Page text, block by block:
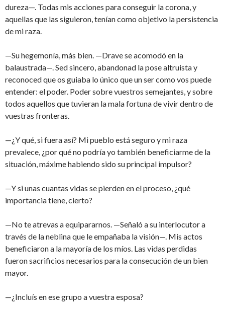
dureza—. Todas mis acciones para conseguir la corona, y
aquellas que las siguieron, tenían como objetivo la persistencia
de mi raza.
—Su hegemonía, más bien. —Drave se acomodó en la
balaustrada—. Sed sincero, abandonad la pose altruista y
reconoced que os guiaba lo único que un ser como vos puede
entender: el poder. Poder sobre vuestros semejantes, y sobre
todos aquellos que tuvieran la mala fortuna de vivir dentro de
vuestras fronteras.
—¿Y qué, si fuera así? Mi pueblo está seguro y mi raza
prevalece, ¿por qué no podría yo también beneficiarme de la
situación, máxime habiendo sido su principal impulsor?
—Y si unas cuantas vidas se pierden en el proceso, ¿qué
importancia tiene, cierto?
—No te atrevas a equipararnos. —Señaló a su interlocutor a
través de la neblina que le empañaba la visión—. Mis actos
beneficiaron a la mayoría de los míos. Las vidas perdidas
fueron sacrificios necesarios para la consecución de un bien
mayor.
—¿Incluís en ese grupo a vuestra esposa?